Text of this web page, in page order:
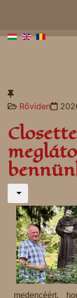
Rőviden
medencéért,